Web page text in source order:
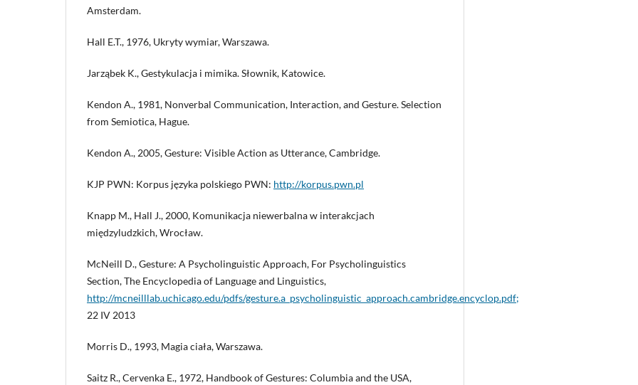
Amsterdam.
Hall E.T., 1976, Ukryty wymiar, Warszawa.
Jarząbek K., Gestykulacja i mimika. Słownik, Katowice.
Kendon A., 1981, Nonverbal Communication, Interaction, and Gesture. Selection
from Semiotica, Hague.
Kendon A., 2005, Gesture: Visible Action as Utterance, Cambridge.
KJP PWN: Korpus języka polskiego PWN: http://korpus.pwn.pl
Knapp M., Hall J., 2000, Komunikacja niewerbalna w interakcjach
międzyludzkich, Wrocław.
McNeill D., Gesture: A Psycholinguistic Approach, For Psycholinguistics
Section, The Encyclopedia of Language and Linguistics,
http://mcneilllab.uchicago.edu/pdfs/gesture.a_psycholinguistic_approach.cambridge.encyclop.pdf;
22 IV 2013
Morris D., 1993, Magia ciała, Warszawa.
Saitz R., Cervenka E., 1972, Handbook of Gestures: Columbia and the USA,